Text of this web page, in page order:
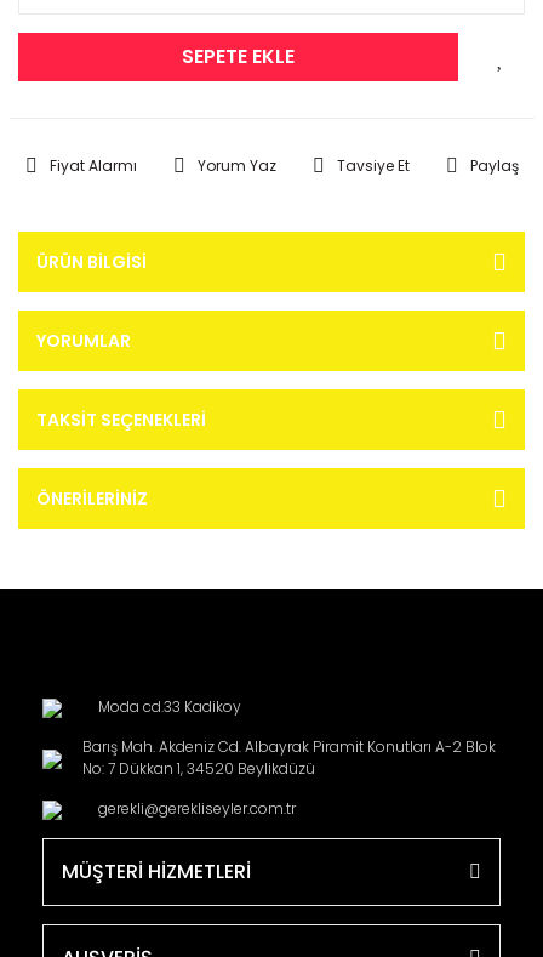
SEPETE EKLE
Fiyat Alarmı Yorum Yaz Tavsiye Et Paylaş
ÜRÜN BILGISI
YORUMLAR
TAKSIT SEÇENEKLERI
ÖNERILERINIZ
Moda cd.33 Kadikoy
Barış Mah. Akdeniz Cd. Albayrak Piramit Konutları A-2 Blok
No: 7 Dükkan 1, 34520 Beylikdüzü
gerekli@gerekliseyler.com.tr
MÜŞTERİ HİZMETLERİ